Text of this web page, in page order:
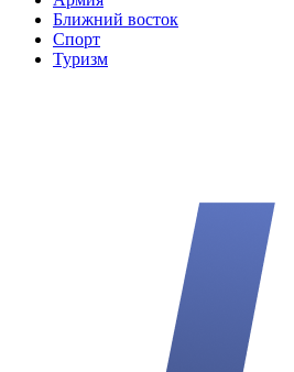
Ближний восток
Спорт
Туризм